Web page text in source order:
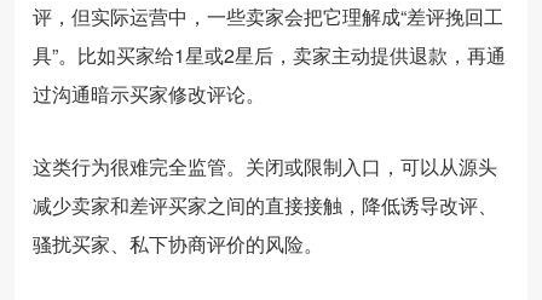
评，但实际运营中，一些卖家会把它理解成“差评挽回工
具”。比如买家给1星或2星后，卖家主动提供退款，再通
过沟通暗示买家修改评论。
这类行为很难完全监管。关闭或限制入口，可以从源头
减少卖家和差评买家之间的直接接触，降低诱导改评、
骚扰买家、私下协商评价的风险。